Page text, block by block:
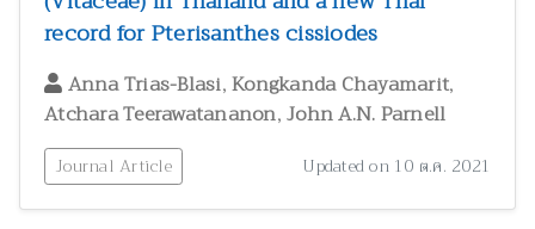
record for Pterisanthes cissiodes
Anna Trias-Blasi,Kongkanda Chayamarit,
Atchara Teerawatananon,John A.N. Parnell
Journal Article Updated on 10 ต.ค. 2021